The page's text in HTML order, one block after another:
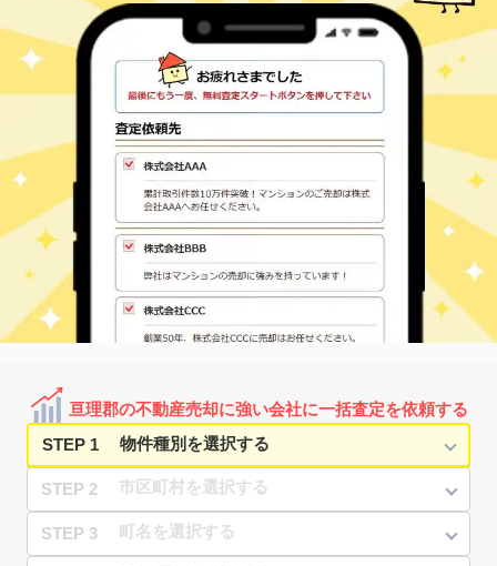
亘理郡の不動産売却に強い会社に一括査定を依頼する
STEP 1
STEP 2
STEP 3